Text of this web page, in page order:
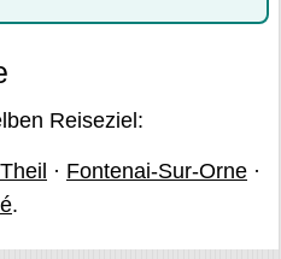
Reiseziel:
· Fontenai-Sur-Orne ·
.